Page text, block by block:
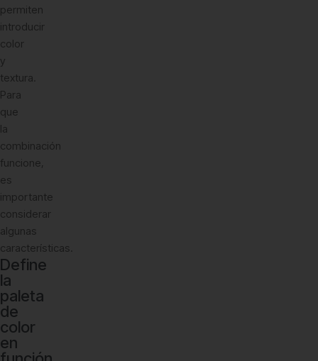
permiten
introducir
color
y
textura.
Para
que
la
combinación
funcione,
es
importante
considerar
algunas
características.
Define
la
paleta
de
color
en